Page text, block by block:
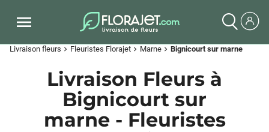
Livraison fleurs chevron_right Fleuristes Florajet chevron_right Marne chevron_right Bignicourt sur marne
Livraison Fleurs à
Bignicourt sur
marne - Fleuristes